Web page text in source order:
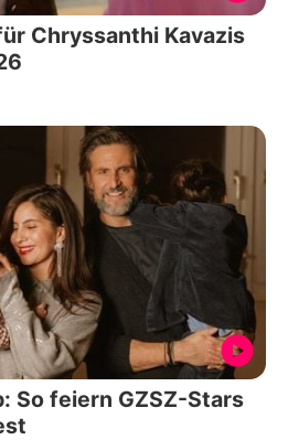
Chryssanthi Kavazis
So feiern GZSZ-Stars